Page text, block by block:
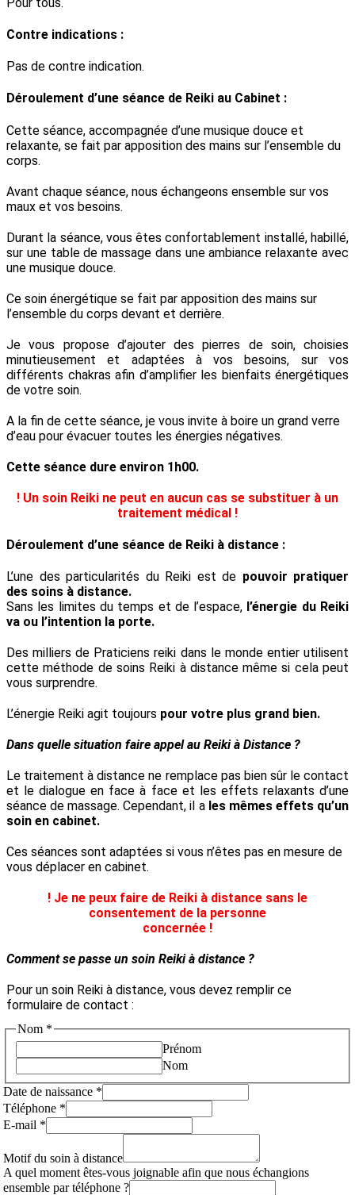
Contre indications :
Pas de contre indication.
Déroulement d’une séance de Reiki au Cabinet :
Cette séance, accompagnée d’une musique douce et
relaxante, se fait par apposition des mains sur l’ensemble du
corps.
Avant chaque séance, nous échangeons ensemble sur vos
maux et vos besoins.
Durant la séance, vous êtes confortablement installé, habillé,
sur une table de massage dans une ambiance relaxante avec
une musique douce.
Ce soin énergétique se fait par apposition des mains sur
l’ensemble du corps devant et derrière.
Je vous propose d’ajouter des pierres de soin, choisies
minutieusement et adaptées à vos besoins, sur vos
différents chakras afin d’amplifier les bienfaits énergétiques
de votre soin.
A la fin de cette séance, je vous invite à boire un grand verre
d’eau pour évacuer toutes les énergies négatives.
Cette séance dure environ 1h00.
! Un soin Reiki ne peut en aucun cas se substituer à un
traitement médical !
Déroulement d’une séance de Reiki à distance :
L’une des particularités du Reiki est de pouvoir pratiquer
des soins à distance.
Sans les limites du temps et de l’espace, l’énergie du Reiki
va ou l’intention la porte.
Des milliers de Praticiens reiki dans le monde entier utilisent
cette méthode de soins Reiki à distance même si cela peut
vous surprendre.
L’énergie Reiki agit toujours pour votre plus grand bien.
Dans quelle situation faire appel au Reiki à Distance ?
Le traitement à distance ne remplace pas bien sûr le contact
et le dialogue en face à face et les effets relaxants d’une
séance de massage. Cependant, il a les mêmes effets qu’un
soin en cabinet.
Ces séances sont adaptées si vous n’êtes pas en mesure de
vous déplacer en cabinet.
! Je ne peux faire de Reiki à distance sans le
consentement de la personne
concernée !
Comment se passe un soin Reiki à distance ?
Pour un soin Reiki à distance, vous devez remplir ce
formulaire de contact :
Nom *
Prénom
Nom
Date de naissance *
Téléphone *
E-mail *
Motif du soin à distance
A quel moment êtes-vous joignable afin que nous échangions
ensemble par téléphone ?